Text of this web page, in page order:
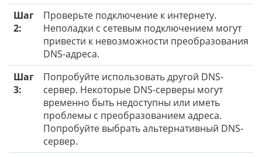
Шаг
2:
Проверьте подключение к интернету.
Неполадки с сетевым подключением могут
привести к невозможности преобразования
DNS-адреса.
Шаг
3:
Попробуйте использовать другой DNS-
сервер. Некоторые DNS-серверы могут
временно быть недоступны или иметь
проблемы с преобразованием адреса.
Попробуйте выбрать альтернативный DNS-
сервер.